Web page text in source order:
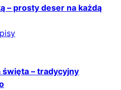
– prosty deser na każdą
święta – tradycyjny